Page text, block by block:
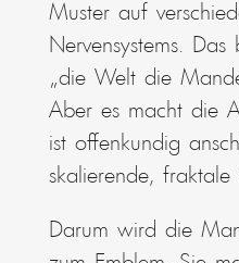
Muster auf
Nervensystems.
„die Welt die
Aber es macht die
ist offenkundig
skalierende,
Darum wird die